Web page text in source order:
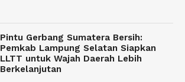
Pintu Gerbang Sumatera Bersih:
Pemkab Lampung Selatan Siapkan
LLTT untuk Wajah Daerah Lebih
Berkelanjutan